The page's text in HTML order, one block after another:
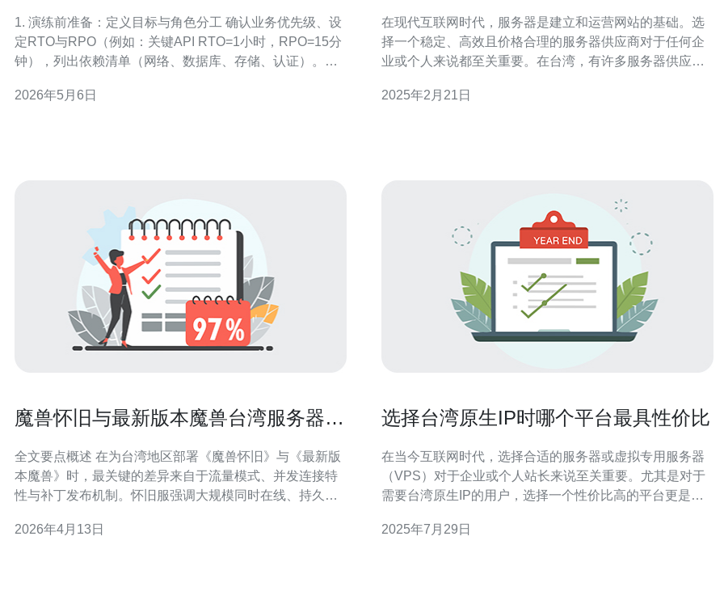
1. 演练前准备：定义目标与角色分工 确认业务优先级、设
定RTO与RPO（例如：关键API RTO=1小时，RPO=15分
钟），列出依赖清单（网络、数据库、存储、认证）。明
DBA、应用负责人、对外联络人。准备联系表（电话/备用
2026年5月6日
在现代互联网时代，服务器是建立和运营网站的基础。选
择一个稳定、高效且价格合理的服务器供应商对于任何企
业或个人来说都至关重要。在台湾，有许多服务器供应商
优惠且性能卓越，正是您在寻找的最佳选择。 目前，台湾
2025年2月21日
魔兽怀旧与最新版本魔兽台湾服务器推
全文要点概述 在为台湾地区部署《魔兽怀旧》与《最新版
本魔兽》时，最关键的差异来自于流量模式、并发连接特
性与补丁发布机制。怀旧服强调大规模同时在线、持久状
新版本偏向频繁更新、跨区互联与弹性扩容，需更灵活的
2026年4月13日
选择台湾原生IP时哪个平台最具性价比
在当今互联网时代，选择合适的服务器或虚拟专用服务器
（VPS）对于企业或个人站长来说至关重要。尤其是对于
需要台湾原生IP的用户，选择一个性价比高的平台更是重
您在选择台湾原生IP时提供参考。 首先，我们需要明确台
2025年7月29日